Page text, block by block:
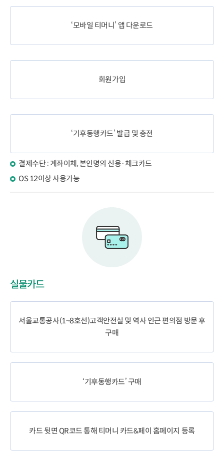
‘모바일 티머니’ 앱 다운로드
회원가입
‘기후동행카드’ 발급 및 충전
결제수단 : 계좌이체, 본인명의 신용·체크카드
OS 12이상 사용가능
실물카드
서울교통공사(1~8호선)고객안전실 및 역사 인근 편의점 방문 후
구매
‘기후동행카드’ 구매
카드 뒷면 QR코드 통해 티머니 카드&페이 홈페이지 등록